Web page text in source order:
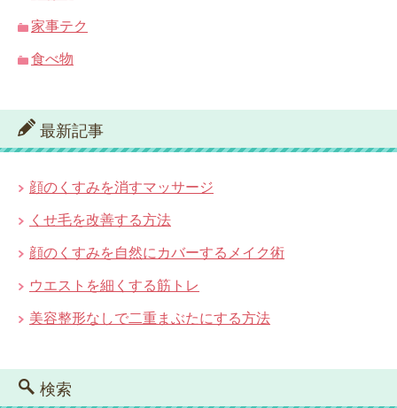
家事テク
食べ物
最新記事
顔のくすみを消すマッサージ
くせ毛を改善する方法
顔のくすみを自然にカバーするメイク術
ウエストを細くする筋トレ
美容整形なしで二重まぶたにする方法
検索